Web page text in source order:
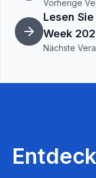
Vorherige
Lesen
Week
Nächste